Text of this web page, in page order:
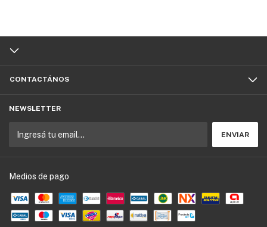
CONTACTÁNOS
NEWSLETTER
Medios de pago